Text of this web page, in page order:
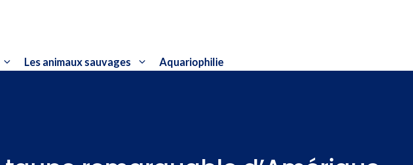
Les animaux sauvages Aquariophilie